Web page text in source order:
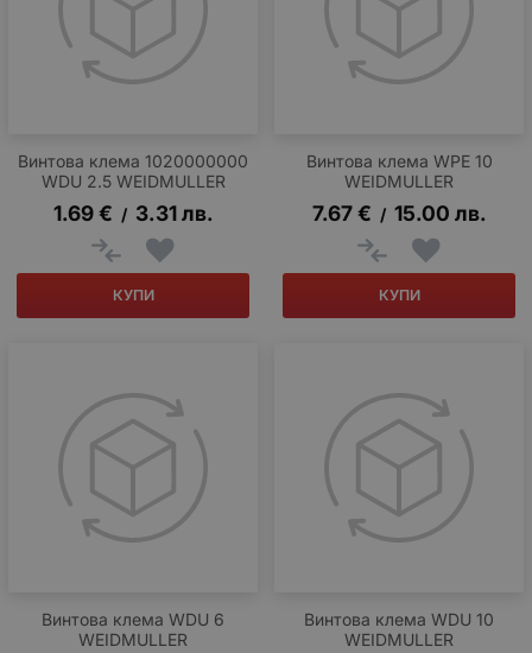
Винтова клема 1020000000
WDU 2.5 WEIDMULLER
1.69 € / 3.31 лв.
КУПИ
Винтова клема WPE 10
WEIDMULLER
7.67 € / 15.00 лв.
КУПИ
Винтова клема WDU 6
WEIDMULLER
Винтова клема WDU 10
WEIDMULLER